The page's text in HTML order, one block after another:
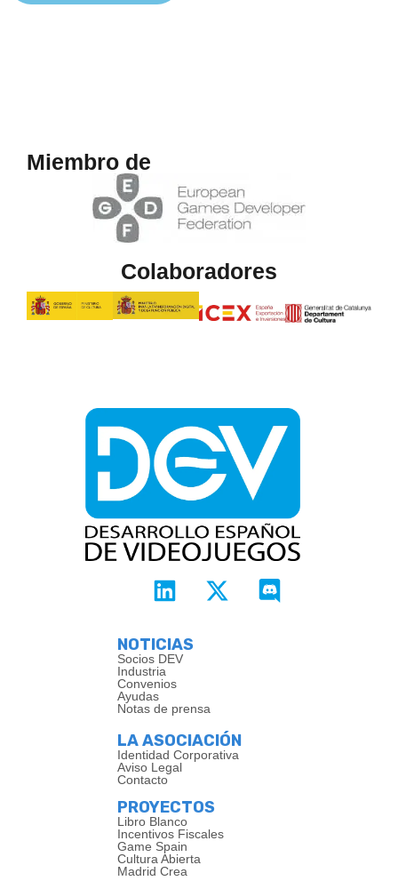
Miembro de
Colaboradores
NOTICIAS
Socios DEV
Industria
Convenios
Ayudas
Notas de prensa
LA ASOCIACIÓN
Identidad Corporativa
Aviso Legal
Contacto
PROYECTOS
Libro Blanco
Incentivos Fiscales
Game Spain
Cultura Abierta
Madrid Crea